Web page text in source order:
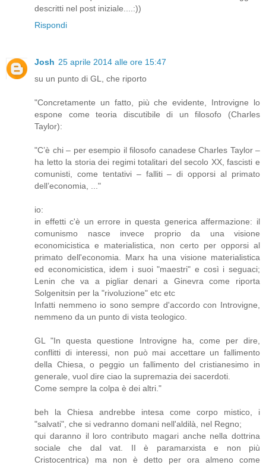
descritti nel post iniziale....:))
Rispondi
Josh 25 aprile 2014 alle ore 15:47
su un punto di GL, che riporto
"Concretamente un fatto, più che evidente, Introvigne lo
espone come teoria discutibile di un filosofo (Charles
Taylor):
"C’è chi – per esempio il filosofo canadese Charles Taylor –
ha letto la storia dei regimi totalitari del secolo XX, fascisti e
comunisti, come tentativi – falliti – di opporsi al primato
dell’economia, ..."
io:
in effetti c'è un errore in questa generica affermazione: il
comunismo nasce invece proprio da una visione
economicistica e materialistica, non certo per opporsi al
primato dell'economia. Marx ha una visione materialistica
ed economicistica, idem i suoi "maestri" e così i seguaci;
Lenin che va a pigliar denari a Ginevra come riporta
Solgenitsin per la "rivoluzione" etc etc
Infatti nemmeno io sono sempre d'accordo con Introvigne,
nemmeno da un punto di vista teologico.
GL "In questa questione Introvigne ha, come per dire,
conflitti di interessi, non può mai accettare un fallimento
della Chiesa, o peggio un fallimento del cristianesimo in
generale, vuol dire ciao la supremazia dei sacerdoti.
Come sempre la colpa è dei altri."
beh la Chiesa andrebbe intesa come corpo mistico, i
"salvati", che si vedranno domani nell'aldilà, nel Regno;
qui daranno il loro contributo magari anche nella dottrina
sociale che dal vat. II è paramarxista e non più
Cristocentrica) ma non è detto per ora almeno come